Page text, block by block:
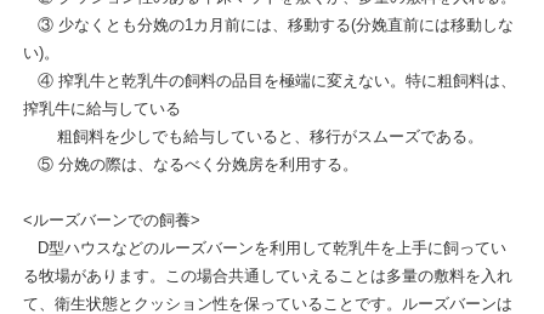
③ 少なくとも分娩の1カ月前には、移動する(分娩直前には移動しな
い)。
④ 搾乳牛と乾乳牛の飼料の品目を極端に変えない。特に粗飼料は、
搾乳牛に給与している
粗飼料を少しでも給与していると、移行がスムーズである。
⑤ 分娩の際は、なるべく分娩房を利用する。
<ルーズバーンでの飼養>
D型ハウスなどのルーズバーンを利用して乾乳牛を上手に飼ってい
る牧場があります。この場合共通していえることは多量の敷料を入れ
て、衛生状態とクッション性を保っていることです。ルーズバーンは